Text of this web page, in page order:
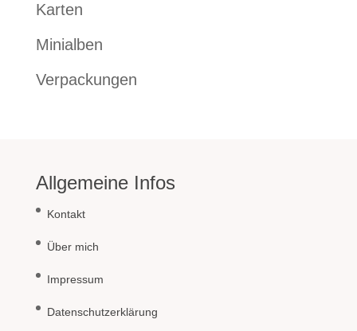
Karten
Minialben
Verpackungen
Allgemeine Infos
Kontakt
Über mich
Impressum
Datenschutzerklärung